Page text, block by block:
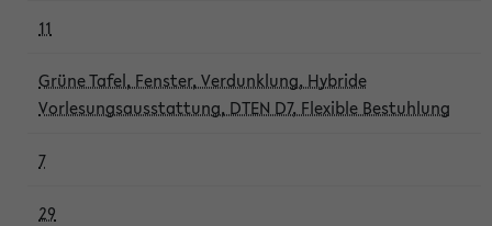
11
Grüne Tafel, Fenster, Verdunklung, Hybride
Vorlesungsausstattung, DTEN D7, Flexible Bestuhlung
7
29